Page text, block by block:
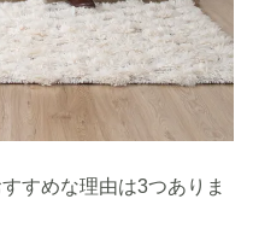
すめな理由は3つありま